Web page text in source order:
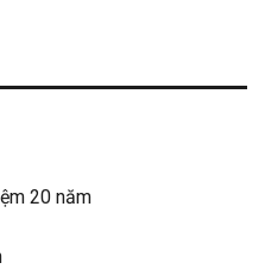
20 năm